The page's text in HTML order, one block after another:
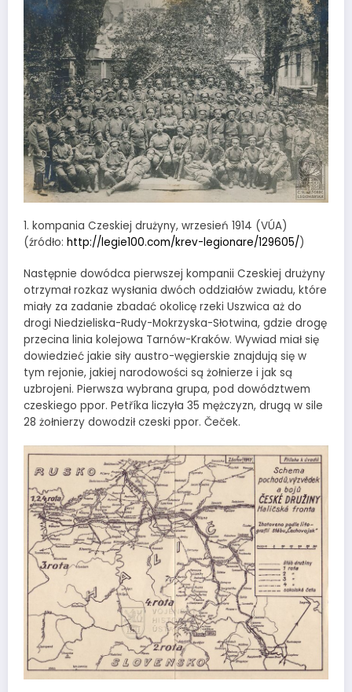
1. kompania Czeskiej drużyny, wrzesień 1914 (VÚA)
(źródło: http://legie100.com/krev-legionare/129605/)
Następnie dowódca pierwszej kompanii Czeskiej drużyny
otrzymał rozkaz wysłania dwóch oddziałów zwiadu, które
miały za zadanie zbadać okolicę rzeki Uszwica aż do
drogi Niedzieliska-Rudy-Mokrzyska-Słotwina, gdzie drogę
przecina linia kolejowa Tarnów-Kraków. Wywiad miał się
dowiedzieć jakie siły austro-węgierskie znajdują się w
tym rejonie, jakiej narodowości są żołnierze i jak są
uzbrojeni. Pierwsza wybrana grupa, pod dowództwem
czeskiego ppor. Petříka liczyła 35 mężczyzn, drugą w sile
28 żołnierzy dowodził czeski ppor. Čeček.